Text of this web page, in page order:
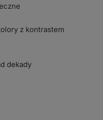
z kontrastem
dekady